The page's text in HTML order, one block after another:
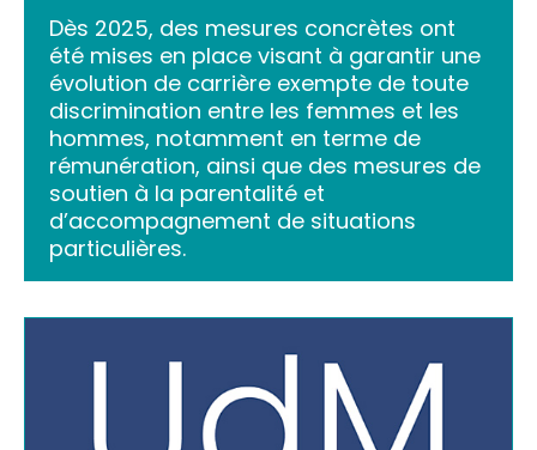
Dès 2025, des mesures concrètes ont
été mises en place visant à garantir une
évolution de carrière exempte de toute
discrimination entre les femmes et les
hommes, notamment en terme de
rémunération, ainsi que des mesures de
soutien à la parentalité et
d’accompagnement de situations
particulières.